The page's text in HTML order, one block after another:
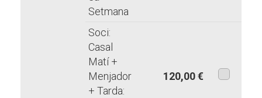
Setmana
Soci:
Casal
Matí +
Menjador
+ Tarda:
120,00 €